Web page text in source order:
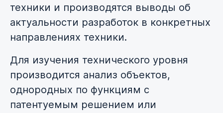
техники и производятся выводы об
актуальности разработок в конкретных
направлениях техники.
Для изучения технического уровня
производится анализ объектов,
однородных по функциям с
патентуемым решением или